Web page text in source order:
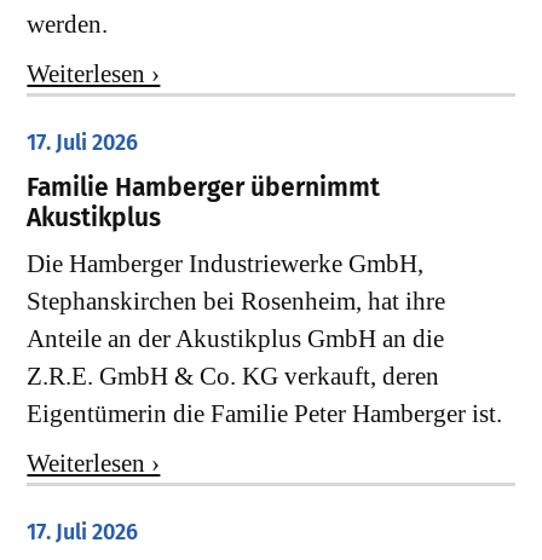
werden.
Weiterlesen ›
17. Juli 2026
Familie Hamberger übernimmt
Akustikplus
Die Hamberger Industriewerke GmbH,
Stephanskirchen bei Rosenheim, hat ihre
Anteile an der Akustikplus GmbH an die
Z.R.E. GmbH & Co. KG verkauft, deren
Eigentümerin die Familie Peter Hamberger ist.
Weiterlesen ›
17. Juli 2026